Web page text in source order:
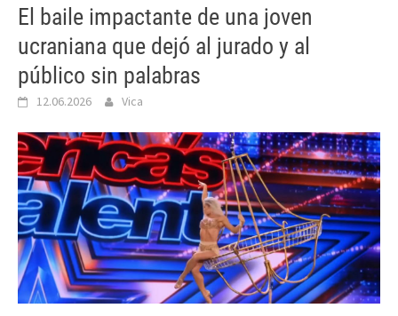
El baile impactante de una joven
ucraniana que dejó al jurado y al
público sin palabras
12.06.2026 Vica